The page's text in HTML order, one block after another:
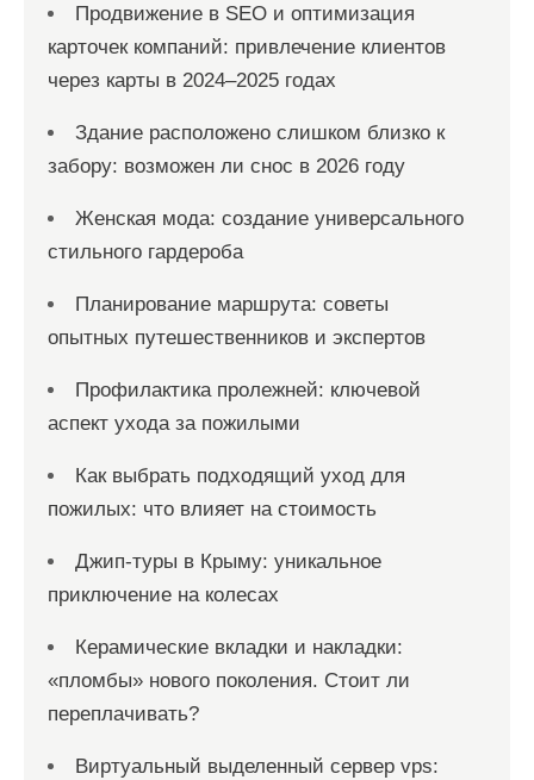
Продвижение в SEO и оптимизация
карточек компаний: привлечение клиентов
через карты в 2024–2025 годах
Здание расположено слишком близко к
забору: возможен ли снос в 2026 году
Женская мода: создание универсального
стильного гардероба
Планирование маршрута: советы
опытных путешественников и экспертов
Профилактика пролежней: ключевой
аспект ухода за пожилыми
Как выбрать подходящий уход для
пожилых: что влияет на стоимость
Джип-туры в Крыму: уникальное
приключение на колесах
Керамические вкладки и накладки:
«пломбы» нового поколения. Стоит ли
переплачивать?
Виртуальный выделенный сервер vps: